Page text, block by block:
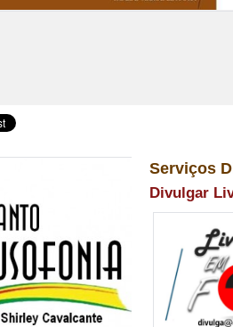
Serviços
Divulgar